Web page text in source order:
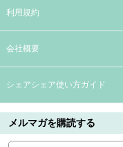
利用規約
会社概要
シェアシェア使い方ガイド
メルマガを購読する